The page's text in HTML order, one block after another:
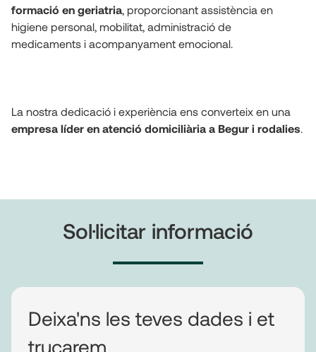
formació en geriatria, proporcionant assistència en
higiene personal, mobilitat, administració de
medicaments i acompanyament emocional.
La nostra dedicació i experiència ens converteix en una
empresa líder en atenció domiciliària a Begur i rodalies.
Sol·licitar informació
Deixa'ns les teves dades i et
trucarem